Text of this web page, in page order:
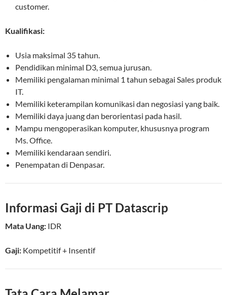
customer.
Kualifikasi:
Usia maksimal 35 tahun.
Pendidikan minimal D3, semua jurusan.
Memiliki pengalaman minimal 1 tahun sebagai Sales produk
IT.
Memiliki keterampilan komunikasi dan negosiasi yang baik.
Memiliki daya juang dan berorientasi pada hasil.
Mampu mengoperasikan komputer, khususnya program
Ms. Office.
Memiliki kendaraan sendiri.
Penempatan di Denpasar.
Informasi Gaji di PT Datascrip
Mata Uang: IDR
Gaji: Kompetitif+ Insentif